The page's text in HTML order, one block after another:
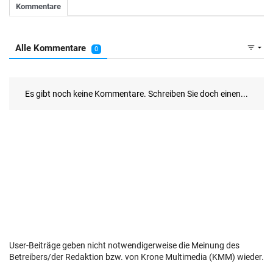
User-Beiträge geben nicht notwendigerweise die Meinung des
Betreibers/der Redaktion bzw. von Krone Multimedia (KMM) wieder.